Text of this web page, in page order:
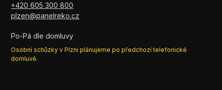
+420 605 300 800
plzen@panelreko.cz
Po-Pá dle domluvy
Osobní schůzky v Plzni plánujeme po předchozí telefonické
domluvě.